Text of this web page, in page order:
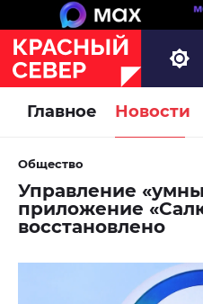
Главное Новости
Общество
Управление
приложение
восстановлено